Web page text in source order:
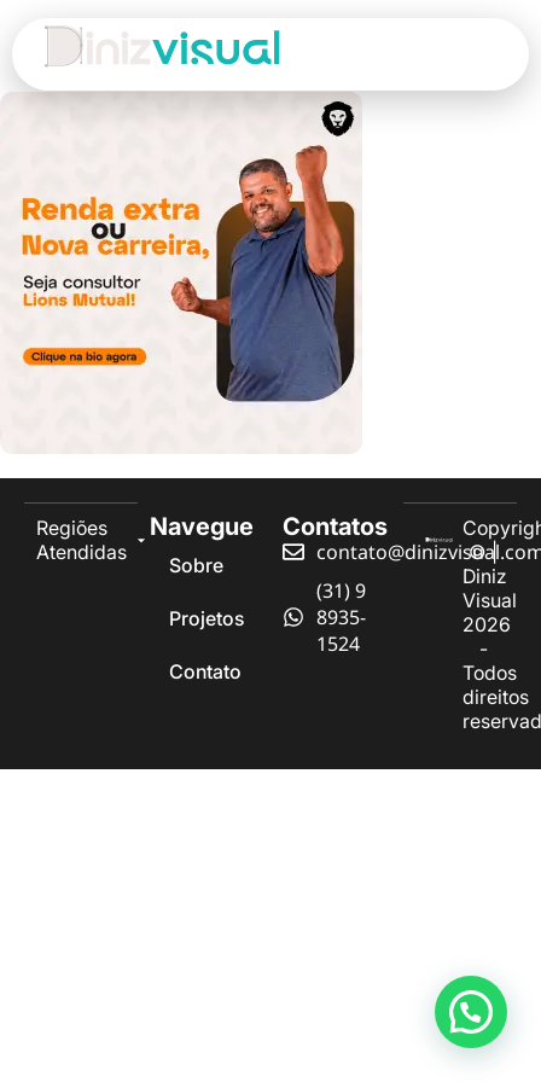
Regiões
Atendidas
Navegue
Sobre
Projetos
Contato
Contatos
(31) 9
8935-
1524
© |
Diniz
Visual
2026
-
Todos
direitos